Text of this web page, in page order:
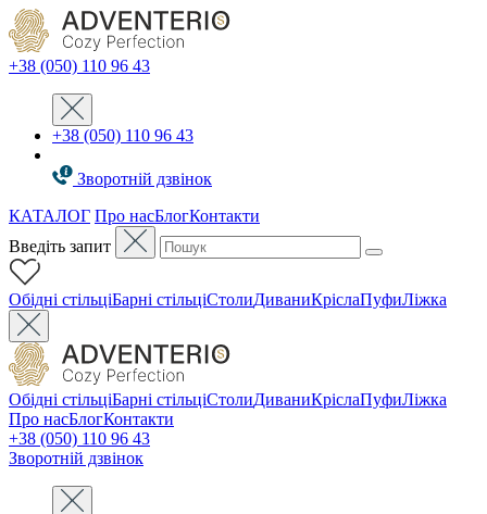
+38 (050) 110 96 43
+38 (050) 110 96 43
Зворотній дзвінок
КАТАЛОГ Про насБлогКонтакти
Введіть запит
Oбідні стільціБарні стільціСтолиДиваниКріслаПуфиЛіжка
Oбідні стільціБарні стільціСтолиДиваниКріслаПуфиЛіжка
Про насБлогКонтакти
+38 (050) 110 96 43
Зворотній дзвінок